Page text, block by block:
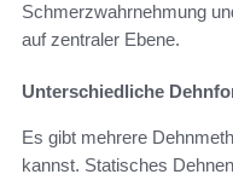
Schmerzwahrnehmung
auf zentraler Ebene.
Unterschiedliche
Es gibt mehrere
kannst. Statisches